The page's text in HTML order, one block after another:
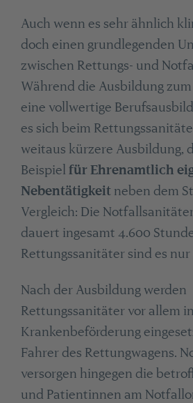
Auch wenn es sehr ähnlich
doch einen grundlegenden
zwischen Rettungs- und
Während die Ausbildung
eine vollwertige
es sich beim
weitaus kürzere Ausbildung,
Beispiel für Ehrenamtlich
Nebentätigkeit neben dem
Vergleich: Die
dauert ingesamt 4.600
Rettungssanitäter sind es nur
Nach der Ausbildung werden
Rettungssanitäter vor allem
Krankenbeförderung
Fahrer des Rettungwagens.
versorgen hingegen die
und Patientinnen am